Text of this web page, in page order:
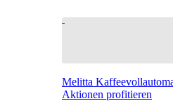
Melitta
Aktionen profitieren